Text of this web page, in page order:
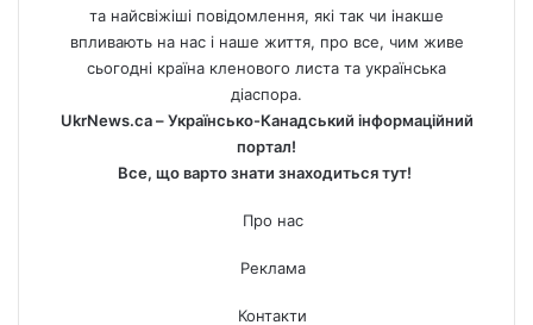
та найсвіжіші повідомлення, які так чи інакше
впливають на нас і наше життя, про все, чим живе
сьогодні країна кленового листа та українська
діаспора.
UkrNews.ca – Українсько-Канадський інформаційний
портал!
Все, що варто знати знаходиться тут!
Про нас
Реклама
Контакти